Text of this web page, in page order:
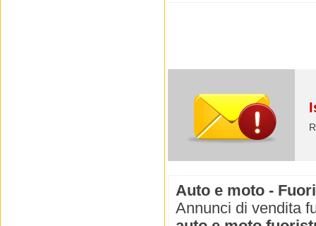
Auto e moto -
Annunci di vendita